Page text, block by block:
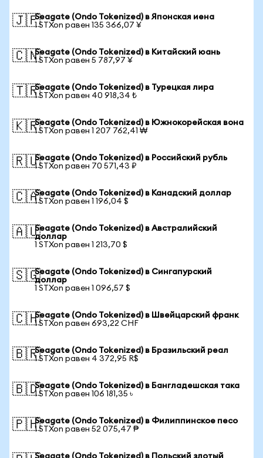
🇯🇵Seagate (Ondo Tokenized) в Японская иена
1 STXon равен 135 366,07 ¥
🇨🇳Seagate (Ondo Tokenized) в Китайский юань
1 STXon равен 5 787,97 ¥
🇹🇷Seagate (Ondo Tokenized) в Турецкая лира
1 STXon равен 40 918,34 ₺
🇰🇷Seagate (Ondo Tokenized) в Южнокорейская вона
1 STXon равен 1 207 762,41 ₩
🇷🇺Seagate (Ondo Tokenized) в Российский рубль
1 STXon равен 70 571,43 ₽
🇨🇦Seagate (Ondo Tokenized) в Канадский доллар
1 STXon равен 1 196,04 $
🇦🇺Seagate (Ondo Tokenized) в Австралийский
доллар
1 STXon равен 1 213,70 $
🇸🇬Seagate (Ondo Tokenized) в Сингапурский
доллар
1 STXon равен 1 096,57 $
🇨🇭Seagate (Ondo Tokenized) в Швейцарский франк
1 STXon равен 693,22 CHF
🇧🇷Seagate (Ondo Tokenized) в Бразильский реал
1 STXon равен 4 372,95 R$
🇧🇩Seagate (Ondo Tokenized) в Бангладешская така
1 STXon равен 106 181,35 ৳
🇵🇭Seagate (Ondo Tokenized) в Филиппинское песо
1 STXon равен 52 075,47 ₱
Seagate (Ondo Tokenized) в Польский злотый